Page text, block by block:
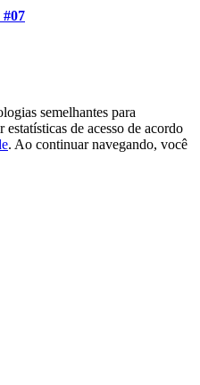
semelhantes para
de acesso de acordo
. Ao continuar navegando, você